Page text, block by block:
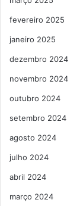
fevereiro 2025
janeiro 2025
dezembro 2024
novembro 2024
outubro 2024
setembro 2024
agosto 2024
julho 2024
abril 2024
março 2024